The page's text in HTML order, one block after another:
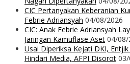
CIC Pertanyakan Keberanian
Febrie Adriansyah 04/08/2026
CIC: Anak Febrie Adriansyah
Jaringan Kamuflase Aset 04/08/
Usai Diperiksa Kejati DKI,
Hindari Media, AFPI Disorot